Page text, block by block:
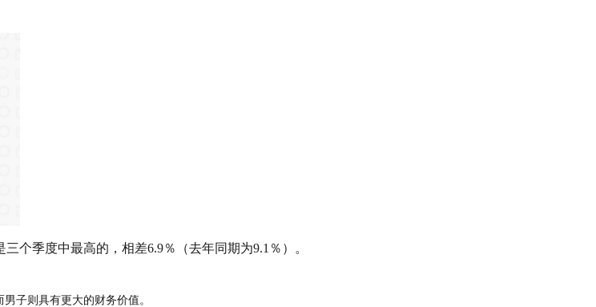
个季度中最高的，相差6.9％（去年同期为9.1％）。
子则具有更大的财务价值。